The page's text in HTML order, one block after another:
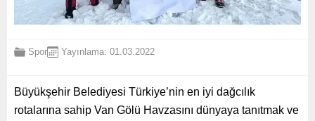
Spor Yayınlama: 01.03.2022
Büyükşehir Belediyesi Türkiye’nin en iyi dağcılık
rotalarına sahip Van Gölü Havzasını dünyaya tanıtmak ve